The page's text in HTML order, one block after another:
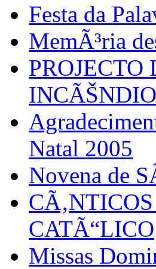
Festa da
MemÃ³ria
Natal 2005
Novena de
CATÃ“LICO
Missas